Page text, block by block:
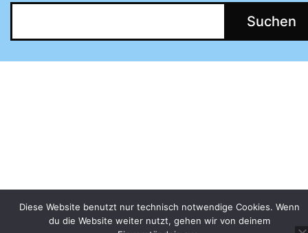
Suchen
Diese Website benutzt nur technisch notwendige Cookies. Wenn
du die Website weiter nutzt, gehen wir von deinem